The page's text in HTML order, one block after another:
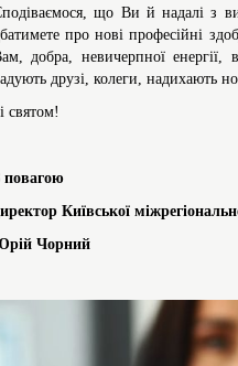
що Ви й надалі з
про нові професійні
добра, невичерпної
друзі, колеги, надихають
святом!
повагою
Київської
Чорний